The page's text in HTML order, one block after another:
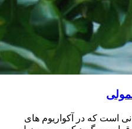
است که در آکواریوم های